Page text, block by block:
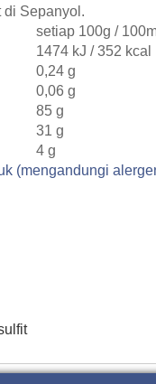
di Sepanyol.
setiap 100g /
1474 kJ / 352 kcal
0,24 g
0,06 g
85 g
31 g
4 g
(mengandungi